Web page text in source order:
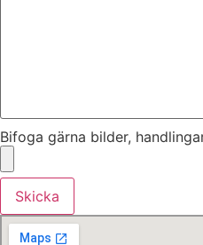
Bifoga gärna bilder,
Skicka